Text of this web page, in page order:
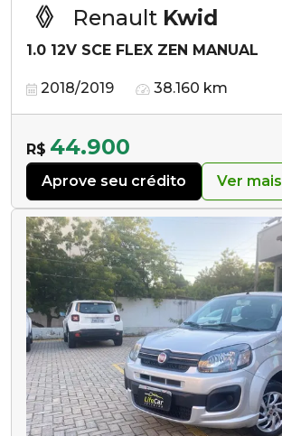
Renault Kwid
1.0 12V SCE FLEX ZEN MANUAL
2018/2019 38.160 km
R$ 44.900
Aprove seu crédito Ver mais